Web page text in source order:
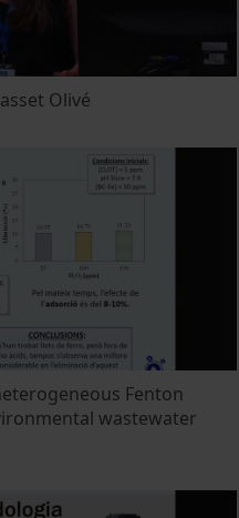
Olivé
Fenton
wastewater